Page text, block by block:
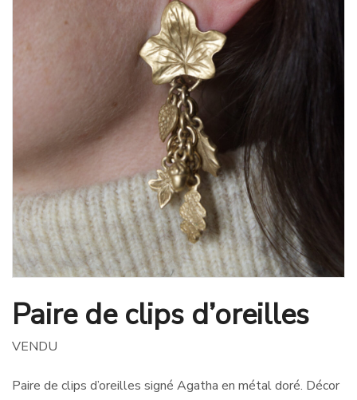
Paire de clips d’oreilles
VENDU
Paire de clips d’oreilles signé Agatha en métal doré. Décor